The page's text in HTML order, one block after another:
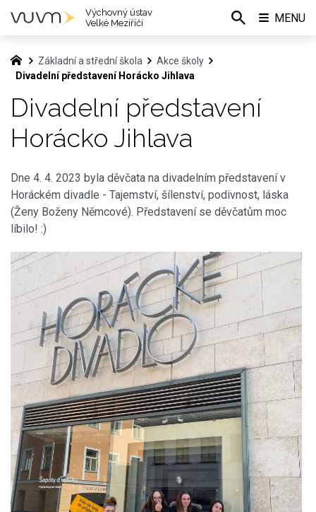
Základní a střední škola
Akce školy
Divadelní představení Horácko Jihlava
Divadelní představení
Horácko Jihlava
Dne 4. 4. 2023 byla děvčata na divadelním představení v
Horáckém divadle - Tajemství, šílenství, podivnost, láska
(Ženy Boženy Němcové). Představení se děvčatům moc
líbilo! :)
Výchovný ústav
Velké Meziříčí
MENU